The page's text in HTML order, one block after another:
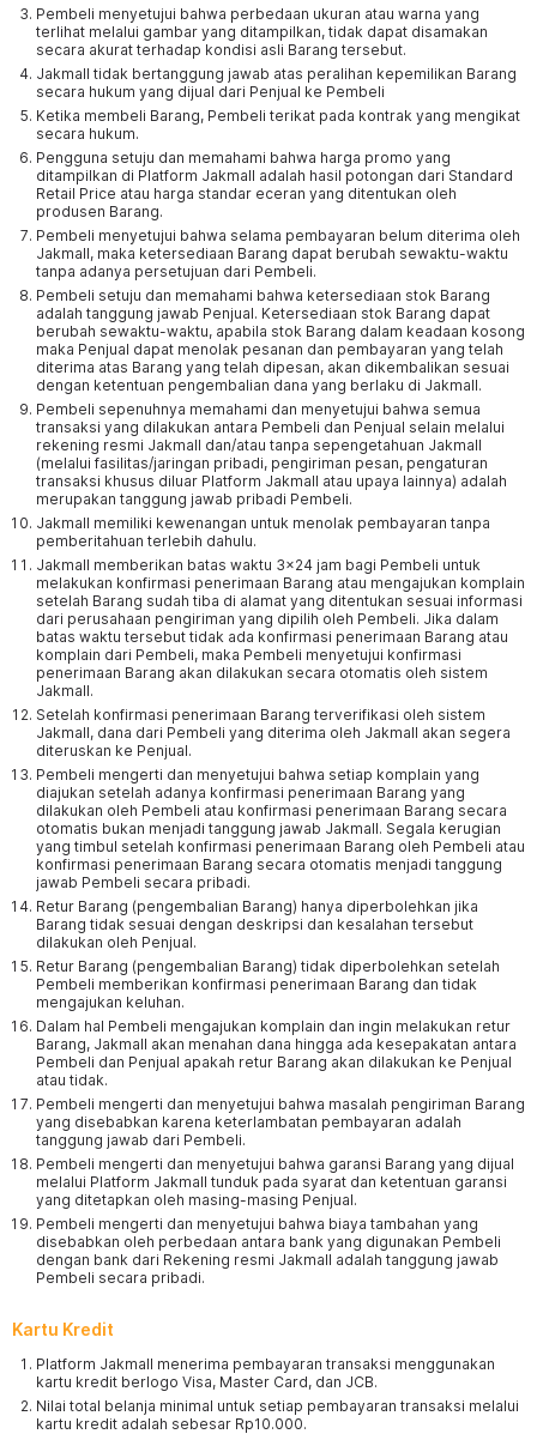
Pembeli menyetujui bahwa perbedaan ukuran atau warna yang
terlihat melalui gambar yang ditampilkan, tidak dapat disamakan
secara akurat terhadap kondisi asli Barang tersebut.
Jakmall tidak bertanggung jawab atas peralihan kepemilikan Barang
secara hukum yang dijual dari Penjual ke Pembeli
Ketika membeli Barang, Pembeli terikat pada kontrak yang mengikat
secara hukum.
Pengguna setuju dan memahami bahwa harga promo yang
ditampilkan di Platform Jakmall adalah hasil potongan dari Standard
Retail Price atau harga standar eceran yang ditentukan oleh
produsen Barang.
Pembeli menyetujui bahwa selama pembayaran belum diterima oleh
Jakmall, maka ketersediaan Barang dapat berubah sewaktu-waktu
tanpa adanya persetujuan dari Pembeli.
Pembeli setuju dan memahami bahwa ketersediaan stok Barang
adalah tanggung jawab Penjual. Ketersediaan stok Barang dapat
berubah sewaktu-waktu, apabila stok Barang dalam keadaan kosong
maka Penjual dapat menolak pesanan dan pembayaran yang telah
diterima atas Barang yang telah dipesan, akan dikembalikan sesuai
dengan ketentuan pengembalian dana yang berlaku di Jakmall.
Pembeli sepenuhnya memahami dan menyetujui bahwa semua
transaksi yang dilakukan antara Pembeli dan Penjual selain melalui
rekening resmi Jakmall dan/atau tanpa sepengetahuan Jakmall
(melalui fasilitas/jaringan pribadi, pengiriman pesan, pengaturan
transaksi khusus diluar Platform Jakmall atau upaya lainnya) adalah
merupakan tanggung jawab pribadi Pembeli.
Jakmall memiliki kewenangan untuk menolak pembayaran tanpa
pemberitahuan terlebih dahulu.
Jakmall memberikan batas waktu 3x24 jam bagi Pembeli untuk
melakukan konfirmasi penerimaan Barang atau mengajukan komplain
setelah Barang sudah tiba di alamat yang ditentukan sesuai informasi
dari perusahaan pengiriman yang dipilih oleh Pembeli. Jika dalam
batas waktu tersebut tidak ada konfirmasi penerimaan Barang atau
komplain dari Pembeli, maka Pembeli menyetujui konfirmasi
penerimaan Barang akan dilakukan secara otomatis oleh sistem
Jakmall.
Setelah konfirmasi penerimaan Barang terverifikasi oleh sistem
Jakmall, dana dari Pembeli yang diterima oleh Jakmall akan segera
diteruskan ke Penjual.
Pembeli mengerti dan menyetujui bahwa setiap komplain yang
diajukan setelah adanya konfirmasi penerimaan Barang yang
dilakukan oleh Pembeli atau konfirmasi penerimaan Barang secara
otomatis bukan menjadi tanggung jawab Jakmall. Segala kerugian
yang timbul setelah konfirmasi penerimaan Barang oleh Pembeli atau
konfirmasi penerimaan Barang secara otomatis menjadi tanggung
jawab Pembeli secara pribadi.
Retur Barang (pengembalian Barang) hanya diperbolehkan jika
Barang tidak sesuai dengan deskripsi dan kesalahan tersebut
dilakukan oleh Penjual.
Retur Barang (pengembalian Barang) tidak diperbolehkan setelah
Pembeli memberikan konfirmasi penerimaan Barang dan tidak
mengajukan keluhan.
Dalam hal Pembeli mengajukan komplain dan ingin melakukan retur
Barang, Jakmall akan menahan dana hingga ada kesepakatan antara
Pembeli dan Penjual apakah retur Barang akan dilakukan ke Penjual
atau tidak.
Pembeli mengerti dan menyetujui bahwa masalah pengiriman Barang
yang disebabkan karena keterlambatan pembayaran adalah
tanggung jawab dari Pembeli.
Pembeli mengerti dan menyetujui bahwa garansi Barang yang dijual
melalui Platform Jakmall tunduk pada syarat dan ketentuan garansi
yang ditetapkan oleh masing-masing Penjual.
Pembeli mengerti dan menyetujui bahwa biaya tambahan yang
disebabkan oleh perbedaan antara bank yang digunakan Pembeli
dengan bank dari Rekening resmi Jakmall adalah tanggung jawab
Pembeli secara pribadi.
Kartu Kredit
Platform Jakmall menerima pembayaran transaksi menggunakan
kartu kredit berlogo Visa, Master Card, dan JCB.
Nilai total belanja minimal untuk setiap pembayaran transaksi melalui
kartu kredit adalah sebesar Rp10.000.